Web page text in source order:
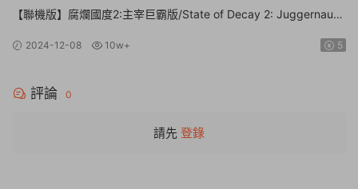
【聯機版】腐爛國度2:主宰巨霸版/State of Decay 2: Juggernaut
2024-12-08 10w+ 5
評論 0
請先 登錄